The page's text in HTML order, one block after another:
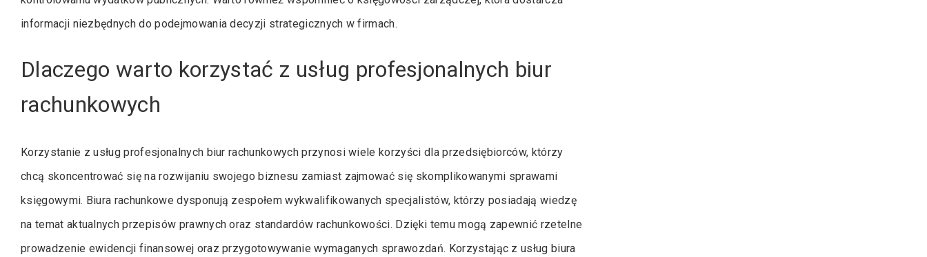
informacji niezbędnych do podejmowania decyzji strategicznych w firmach.
Dlaczego warto korzystać z usług profesjonalnych biur
rachunkowych
Korzystanie z usług profesjonalnych biur rachunkowych przynosi wiele korzyści dla przedsiębiorców, którzy
chcą skoncentrować się na rozwijaniu swojego biznesu zamiast zajmować się skomplikowanymi sprawami
księgowymi. Biura rachunkowe dysponują zespołem wykwalifikowanych specjalistów, którzy posiadają wiedzę
na temat aktualnych przepisów prawnych oraz standardów rachunkowości. Dzięki temu mogą zapewnić rzetelne
prowadzenie ewidencji finansowej oraz przygotowywanie wymaganych sprawozdań. Korzystając z usług biura